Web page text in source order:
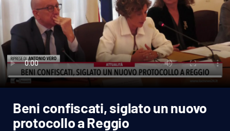
Politica
Attualità
Economia e lavoro
Italia Mondo
Beni confiscati, siglato un nuovo
protocollo a Reggio